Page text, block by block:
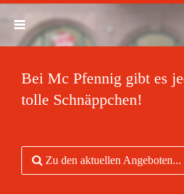
Bei Mc Pfennig gibt es
tolle Schnäppchen!
Zu den aktuellen Angeboten...